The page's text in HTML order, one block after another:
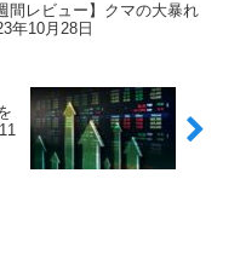
間レビュー】クマの大暴れ
年10月28日